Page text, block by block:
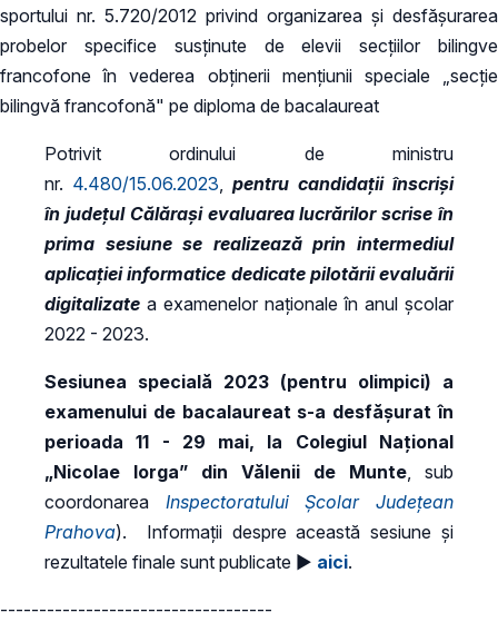
sportului nr. 5.720/2012 privind organizarea și desfășurarea
probelor specifice susținute de elevii secțiilor bilingve
francofone în vederea obținerii mențiunii speciale „secție
bilingvă francofonă" pe diploma de bacalaureat
Potrivit ordinului de ministru
nr. 4.480/15.06.2023, pentru candidații înscriși
în județul Călărași evaluarea lucrărilor scrise în
prima sesiune se realizează prin intermediul
aplicației informatice dedicate pilotării evaluării
digitalizate a examenelor naționale în anul școlar
2022 - 2023.
Sesiunea specială 2023 (pentru olimpici) a
examenului de bacalaureat s-a desfășurat în
perioada 11 - 29 mai, la Colegiul Național
„Nicolae Iorga” din Vălenii de Munte, sub
coordonarea
Inspectoratului Școlar Județean
Prahova). ​ Informații despre această sesiune și
rezultatele finale sunt publicate ► aici.
-----------------------------------